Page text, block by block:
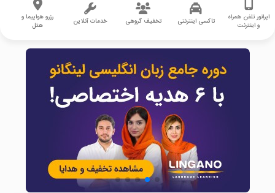
اپراتور تلفن همراه
و اینترنت
تاکسی اینترنتی تخفیف گروهی خدمات آنلاین
رزرو هواپیما و
هتل